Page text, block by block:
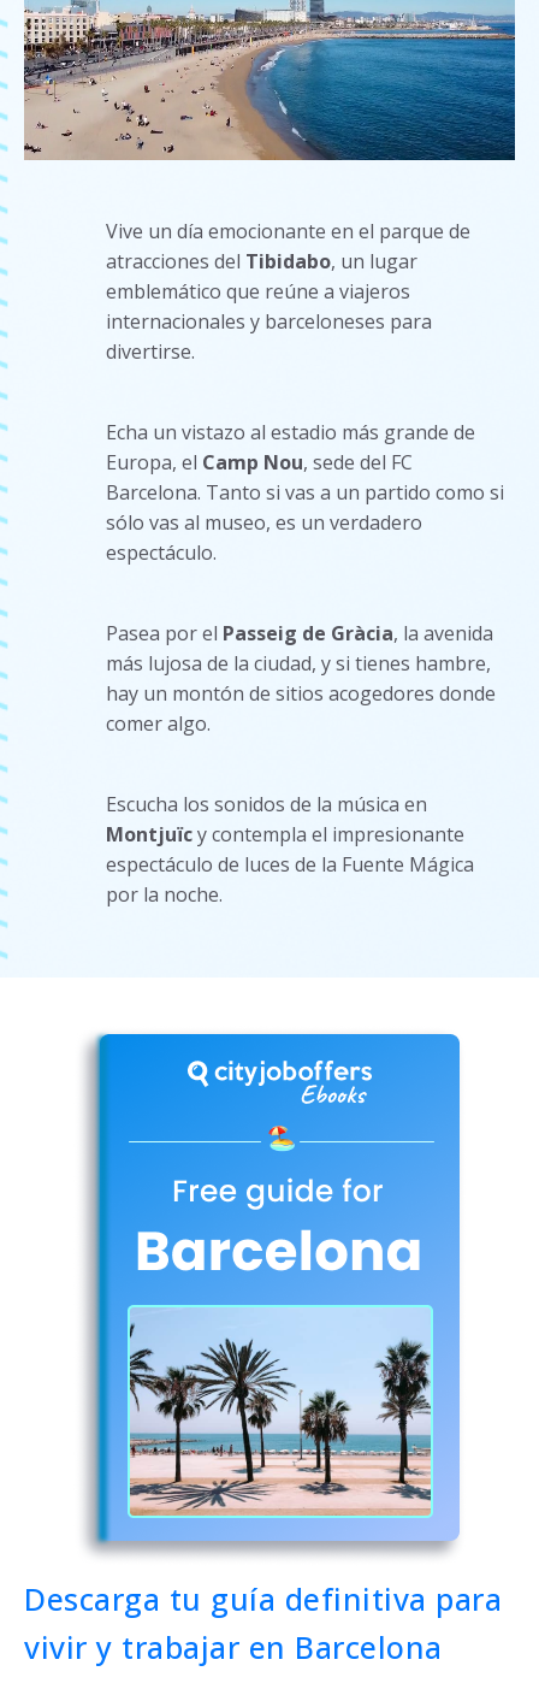
Vive un día emocionante en el parque de
atracciones del Tibidabo, un lugar
emblemático que reúne a viajeros
internacionales y barceloneses para
divertirse.
Echa un vistazo al estadio más grande de
Europa, el Camp Nou, sede del FC
Barcelona. Tanto si vas a un partido como si
sólo vas al museo, es un verdadero
espectáculo.
Pasea por el Passeig de Gràcia, la avenida
más lujosa de la ciudad, y si tienes hambre,
hay un montón de sitios acogedores donde
comer algo.
Escucha los sonidos de la música en
Montjuïcy contempla el impresionante
espectáculo de luces de la Fuente Mágica
por la noche.
Descarga tu guía definitiva para
vivir y trabajar en Barcelona